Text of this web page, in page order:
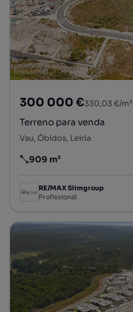
300 000 €330,03 €/m²
Terreno para venda
Vau, Óbidos, Leiria
Preço por metro quadrado
909 m²
RE/MAX Siimgroup
Profissional